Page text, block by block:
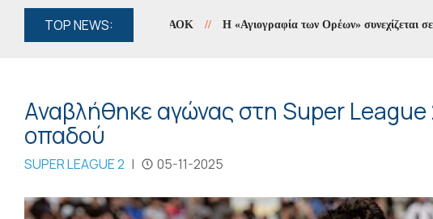
TOP NEWS: // Η «Αγιογραφία των Ορέων» συνεχίζεται σε
Αναβλήθηκε αγώνας στη Super League
οπαδού
SUPER LEAGUE 2 | 05-11-2025